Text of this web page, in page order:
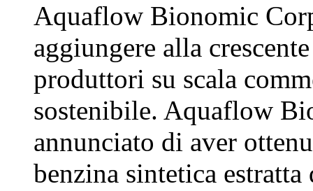
Aquaflow Bionomic
aggiungere alla
produttori su scala
sostenibile. Aquaflow
annunciato di aver
benzina sintetica